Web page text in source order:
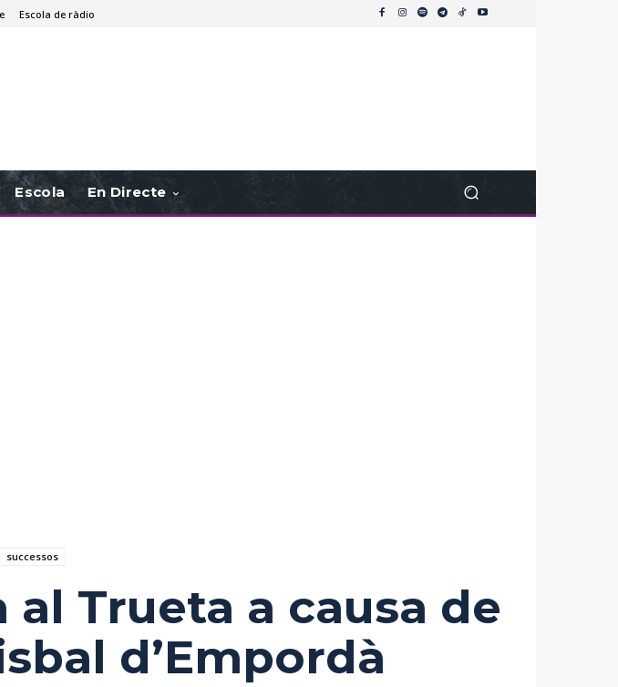
Escola de ràdio
Escola En Directe
successos
Trueta a causa de
d’Empordà